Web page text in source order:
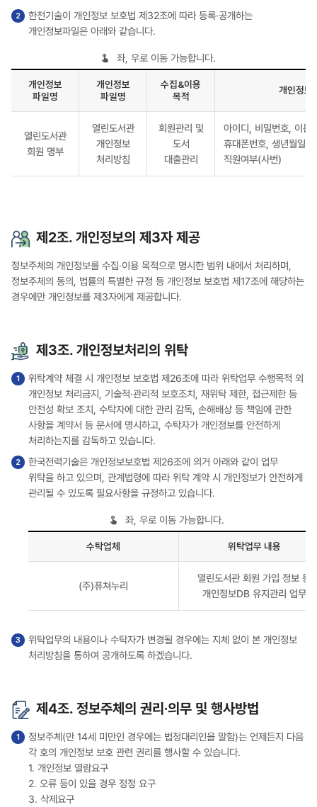
한전기술이 개인정보 보호법 제32조에 따라 등록·공개하는
개인정보파일은 아래와 같습니다.
좌, 우로 이동 가능합니다.
수집
항목,
개인정보의
보유기간
개인정보
파일명
개인정보
파일명
수집&이용
목적
개인정보
열린도서관
회원 명부
열린도서관
개인정보
처리방침
회원관리 및
도서
대출관리
아이디, 비밀번호, 이름,
휴대폰번호, 생년월일,
직원여부(사번)
제2조. 개인정보의 제3자 제공
정보주체의 개인정보를 수집·이용 목적으로 명시한 범위 내에서 처리하며,
정보주체의 동의, 법률의 특별한 규정 등 개인정보 보호법 제17조에 해당하는
경우에만 개인정보를 제3자에게 제공합니다.
제3조. 개인정보처리의 위탁
위탁계약 체결 시 개인정보 보호법 제26조에 따라 위탁업무 수행목적 외
개인정보 처리금지, 기술적·관리적 보호조치, 재위탁 제한, 접근제한 등
안전성 확보 조치, 수탁자에 대한 관리 감독, 손해배상 등 책임에 관한
사항을 계약서 등 문서에 명시하고, 수탁자가 개인정보를 안전하게
처리하는지를 감독하고 있습니다.
한국전력기술은 개인정보보호법 제26조에 의거 아래와 같이 업무
위탁을 하고 있으며, 관계법령에 따라 위탁 계약 시 개인정보가 안전하게
관리될 수 있도록 필요사항을 규정하고 있습니다.
좌, 우로 이동 가능합니다.
수탁업체 위탁업무 내용
(주)퓨쳐누리
열린도서관 회원 가입 정보 등
개인정보DB 유지관리 업무
위탁업무의 내용이나 수탁자가 변경될 경우에는 지체 없이 본 개인정보
처리방침을 통하여 공개하도록 하겠습니다.
제4조. 정보주체의 권리∙의무 및 행사방법
정보주체(만 14세 미만인 경우에는 법정대리인을 말함)는 언제든지 다음
각 호의 개인정보 보호 관련 권리를 행사할 수 있습니다.
1. 개인정보 열람요구
2. 오류 등이 있을 경우 정정 요구
3. 삭제요구